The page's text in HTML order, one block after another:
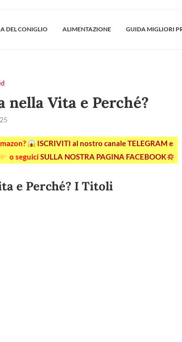
DEL CONIGLIO ALIMENTAZIONE GUIDA MIGLIORI
nella Vita e Perché?
ISCRIVITI al nostro canale TELEGRAM e
o seguiciSULLA NOSTRA PAGINA FACEBOOK
e Perché? I Titoli